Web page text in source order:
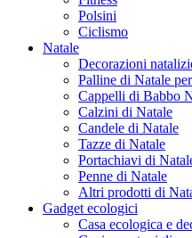
Polsini
Ciclismo
Natale
Decorazioni
Palline di Natale
Cappelli di Babbo
Calzini di Natale
Candele di Natale
Tazze di Natale
Portachiavi di
Penne di Natale
Altri prodotti di
Gadget ecologici
Casa ecologica e